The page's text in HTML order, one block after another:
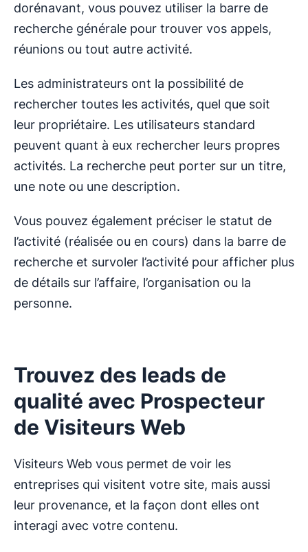
dorénavant, vous pouvez utiliser la barre de
recherche générale pour trouver vos appels,
réunions ou tout autre activité.
Les administrateurs ont la possibilité de
rechercher toutes les activités, quel que soit
leur propriétaire. Les utilisateurs standard
peuvent quant à eux rechercher leurs propres
activités. La recherche peut porter sur un titre,
une note ou une description.
Vous pouvez également préciser le statut de
l’activité (réalisée ou en cours) dans la barre de
recherche et survoler l’activité pour afficher plus
de détails sur l’affaire, l’organisation ou la
personne.
Trouvez des leads de
qualité avec Prospecteur
de Visiteurs Web
Visiteurs Web vous permet de voir les
entreprises qui visitent votre site, mais aussi
leur provenance, et la façon dont elles ont
interagi avec votre contenu.